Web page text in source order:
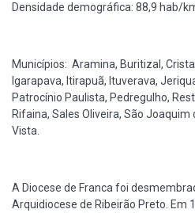
Densidade demográfica: 88,9 hab/
Municípios: Aramina, Buritizal,
Igarapava, Itirapuã, Ituverava,
Patrocínio Paulista, Pedregulho,
Rifaina, Sales Oliveira, São
Vista.
A Diocese de Franca foi
Arquidiocese de Ribeirão Preto. Em